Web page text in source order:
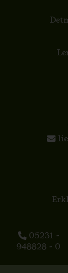
05231 -
948828 - 0